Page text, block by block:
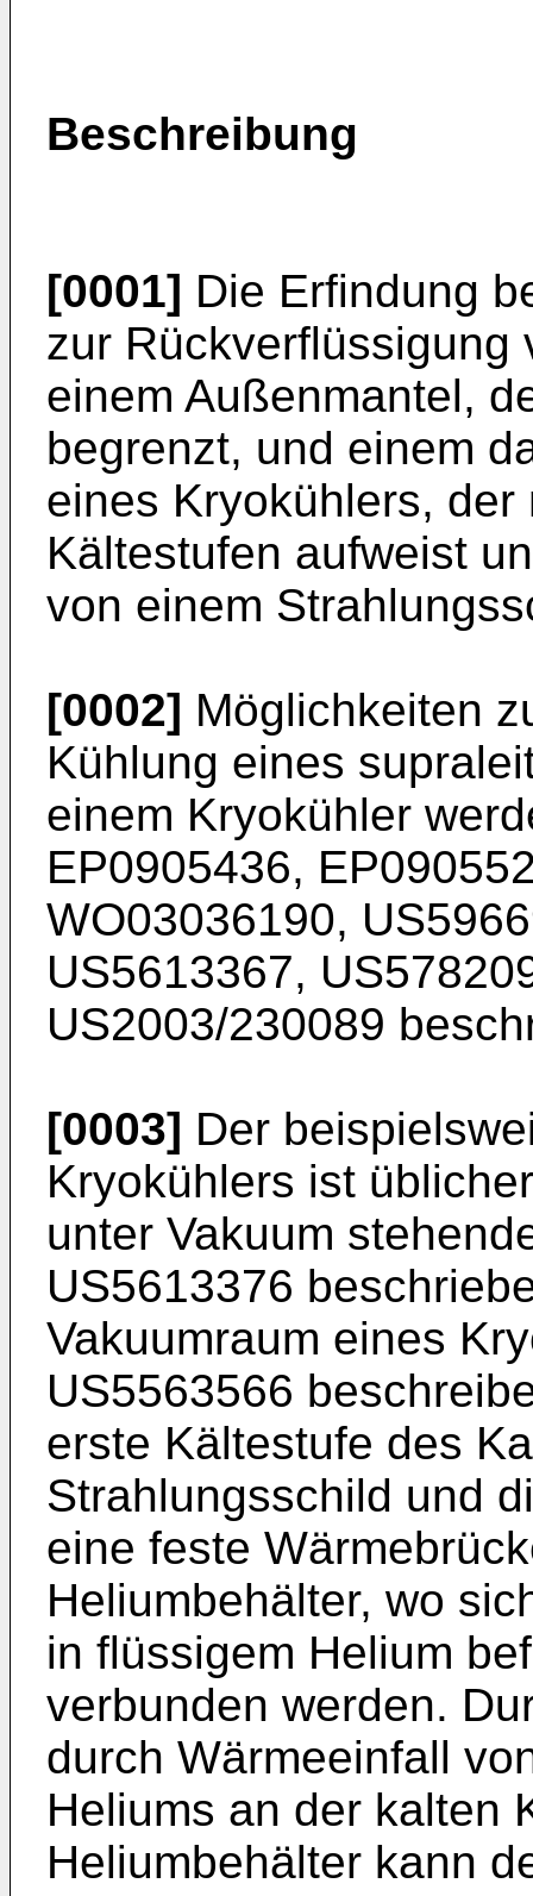
Beschreibung
[0001] Die Erfindung
zur Rückverflüssigung
einem Außenmantel,
begrenzt, und einem
eines Kryokühlers,
Kältestufen aufweist
von einem
[0002] Möglichkeiten
Kühlung eines
einem Kryokühler
EP0905436,
WO03036190,
US5613367,
US2003/230089
[0003] Der
Kryokühlers ist
unter Vakuum
US5613376
Vakuumraum eines
US5563566
erste Kältestufe des
Strahlungsschild und
eine feste
Heliumbehälter, wo
in flüssigem Helium
verbunden werden.
durch Wärmeeinfall
Heliums an der kalten
Heliumbehälter kann